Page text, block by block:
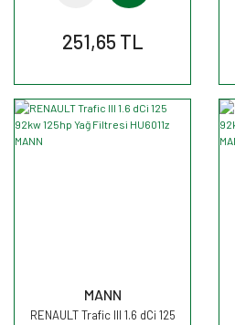
251,65 TL
MANN
RENAULT Trafic III 1.6 dCi 125